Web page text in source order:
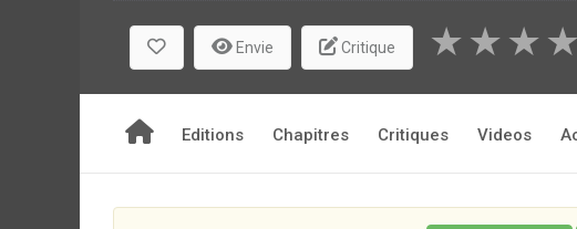
Envie Critique ★
★
★
★
Editions Chapitres Critiques Videos